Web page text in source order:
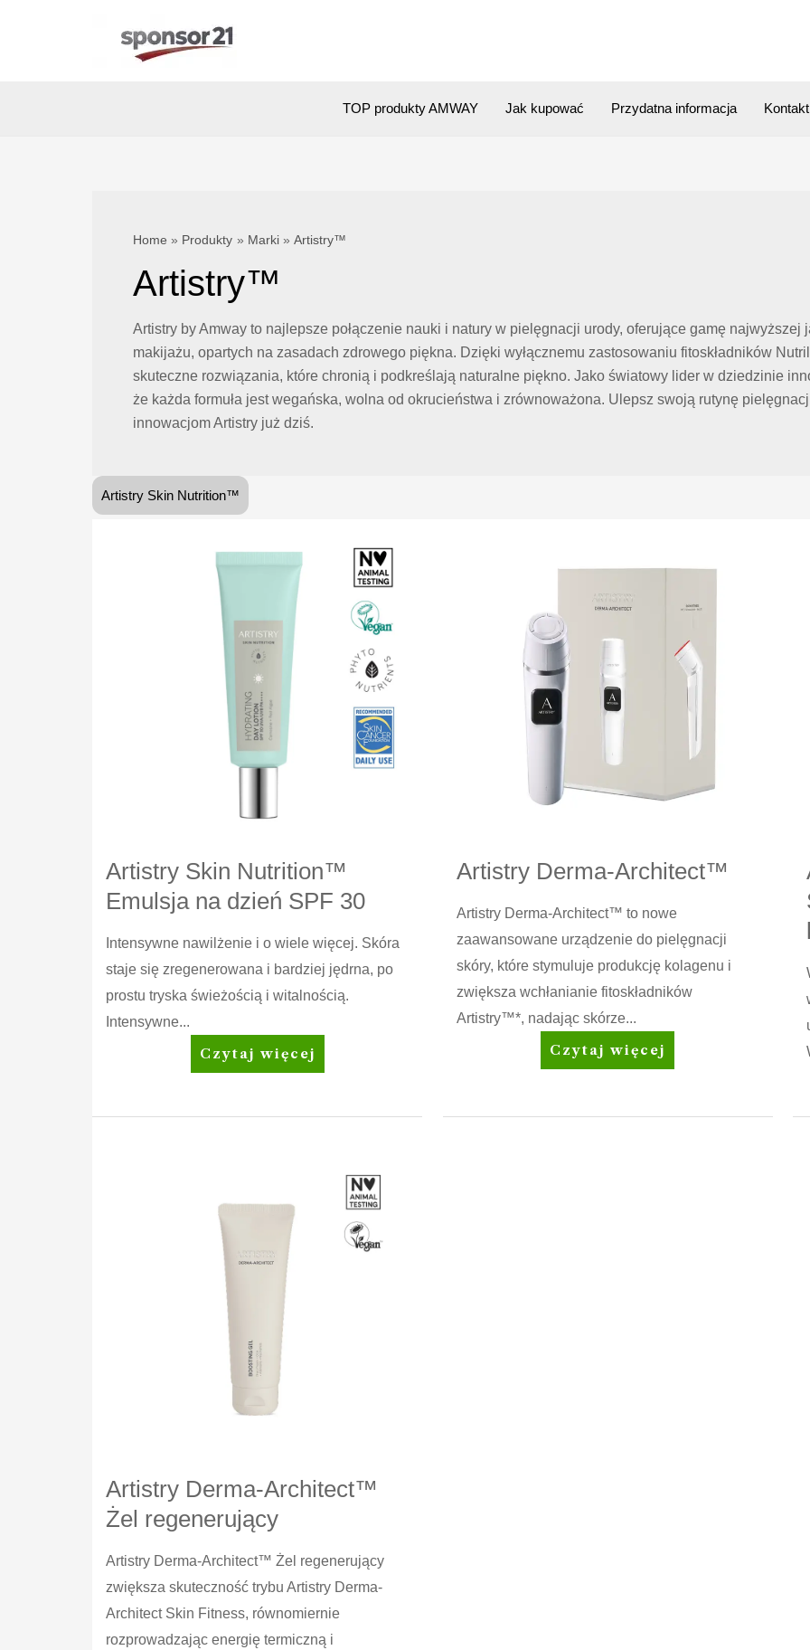
TOP produkty AMWAY Jak kupować Przydatna informacja Kontakt
Home Produkty Marki Artistry™
Artistry™
Artistry by Amway to najlepsze połączenie nauki i natury w pielęgnacji urody, oferujące gamę
makijażu, opartych na zasadach zdrowego piękna. Dzięki wyłącznemu zastosowaniu fitoskładników
skuteczne rozwiązania, które chronią i podkreślają naturalne piękno. Jako światowy lider w dziedzinie
że każda formuła jest wegańska, wolna od okrucieństwa i zrównoważona. Ulepsz swoją rutynę
innowacjom Artistry już dziś.
Artistry Skin Nutrition™
Artistry Skin Nutrition™
Emulsja na dzień SPF 30
Intensywne nawilżenie i o wiele więcej. Skóra
staje się zregenerowana i bardziej jędrna, po
prostu tryska świeżością i witalnością.
Intensywne...
Artistry
Skin
30
Czytaj więcej
Artistry Derma-Architect™
Artistry Derma-Architect™ to nowe
zaawansowane urządzenie do pielęgnacji
skóry, które stymuluje produkcję kolagenu i
zwiększa wchłanianie fitoskładników
Artistry™*, nadając skórze...
Artistry
Derma-
Czytaj więcej
Artistry Derma-Architect™
Żel regenerujący
Artistry Derma-Architect™ Żel regenerujący
zwiększa skuteczność trybu Artistry Derma-
Architect Skin Fitness, równomiernie
rozprowadzając energię termiczną i